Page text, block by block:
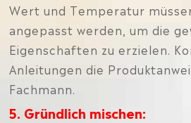
Wert und Temperatur
angepasst werden, um die
Eigenschaften zu erzielen.
Anleitungen die
Fachmann.
5. Gründlich mischen: